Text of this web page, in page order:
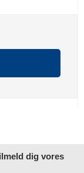
dig vores